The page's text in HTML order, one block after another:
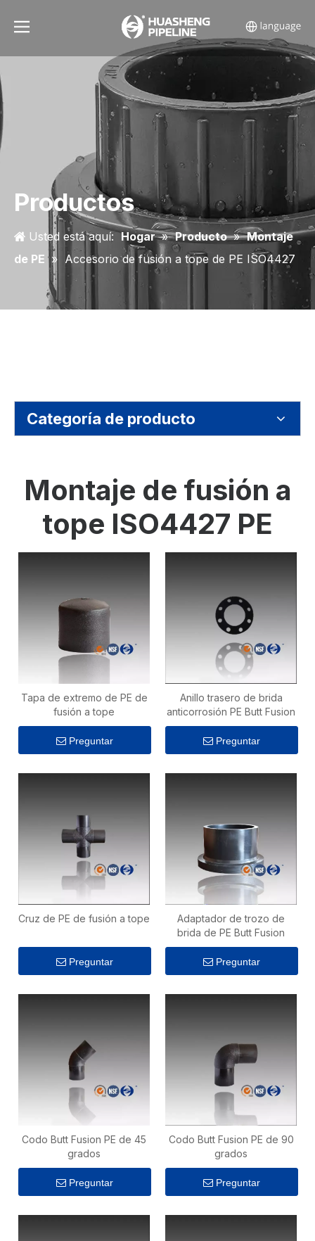
Productos
Usted está aquí: Hogar » Producto » Montaje
de PE » Accesorio de fusión a tope de PE ISO4427
Categoría de producto
Montaje de fusión a
tope ISO4427 PE
Tapa de extremo de PE de
fusión a tope
Preguntar
Anillo trasero de brida
anticorrosión PE Butt Fusion
Preguntar
Cruz de PE de fusión a tope
Preguntar
Adaptador de trozo de
brida de PE Butt Fusion
Preguntar
Codo Butt Fusion PE de 45
grados
Preguntar
Codo Butt Fusion PE de 90
grados
Preguntar